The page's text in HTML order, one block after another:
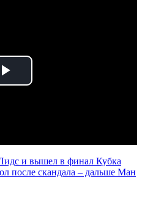
Play
и вышел в финал Кубка
после скандала – дальше Ман